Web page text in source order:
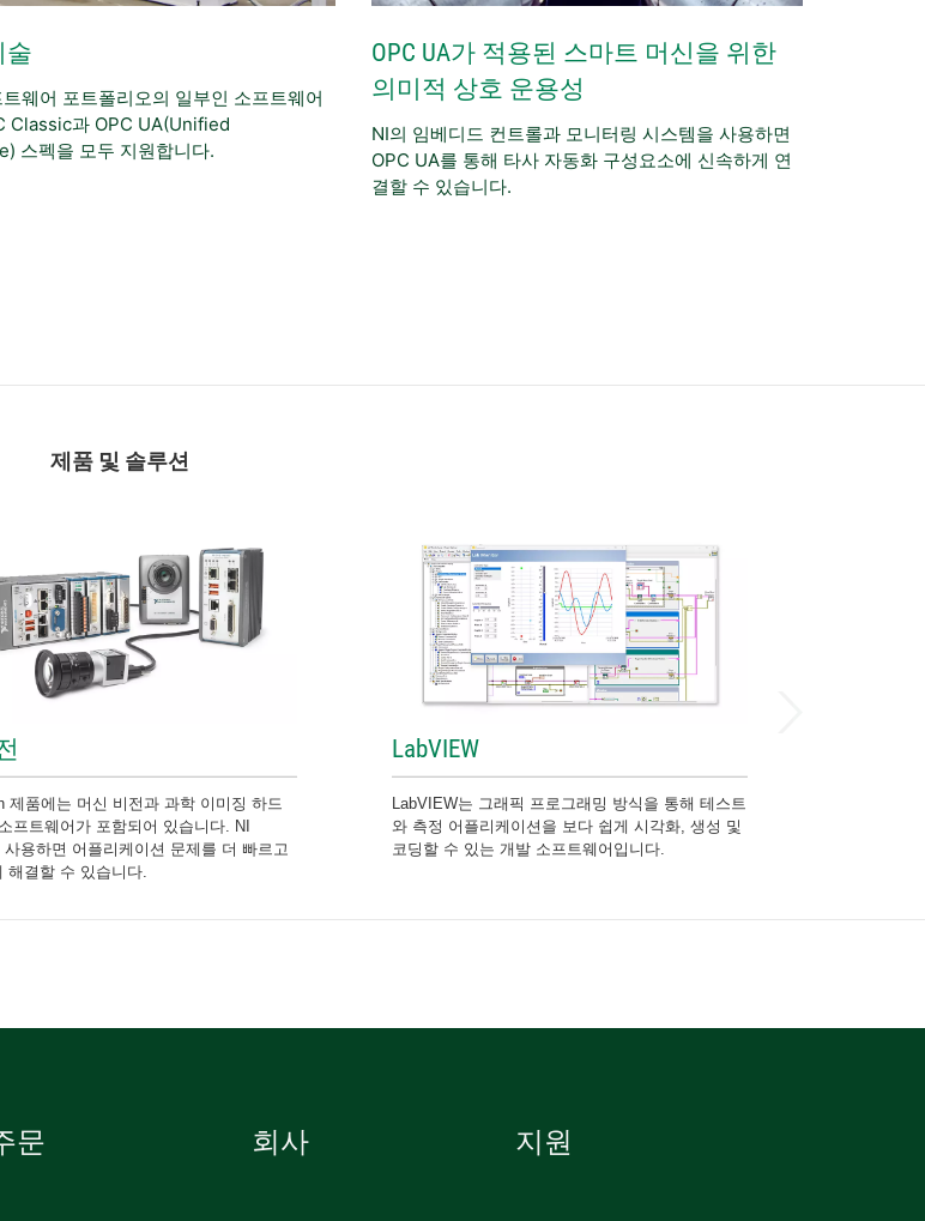
술
웨어 포트폴리오의 일부인 소프트웨어
Classic과 OPC UA(Unified
스펙을 모두 지원합니다.
OPC UA가 적용된 스마트 머신을 위한
의미적 상호 운용성
NI의 임베디드 컨트롤과 모니터링 시스템을 사용하면
OPC UA를 통해 타사 자동화 구성요소에 신속하게 연
결할 수 있습니다.
제품 및 솔루션
제품에는 머신 비전과 과학 이미징 하드
프트웨어가 포함되어 있습니다. NI
사용하면 어플리케이션 문제를 더 빠르고
해결할 수 있습니다.
LabVIEW
LabVIEW는 그래픽 프로그래밍 방식을 통해 테스트
와 측정 어플리케이션을 보다 쉽게 시각화, 생성 및
코딩할 수 있는 개발 소프트웨어입니다.
문 회사 지원